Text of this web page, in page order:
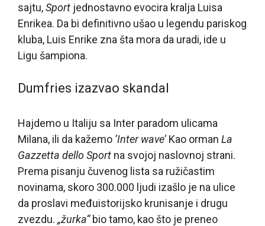
sajtu,Sport jednostavno evocira kralja Luisa
Enrikea. Da bi definitivno ušao u legendu pariskog
kluba, Luis Enrike zna šta mora da uradi, ide u
Ligu šampiona.
Dumfries izazvao skandal
Hajdemo u Italiju sa Inter paradom ulicama
Milana, ili da kažemo ‘Inter wave’Kao orman La
Gazzetta dello Sport na svojoj naslovnoj strani.
Prema pisanju čuvenog lista sa ružičastim
novinama, skoro 300.000 ljudi izašlo je na ulice
da proslavi međuistorijsko krunisanje i drugu
zvezdu. „žurka“bio tamo, kao što je preneo